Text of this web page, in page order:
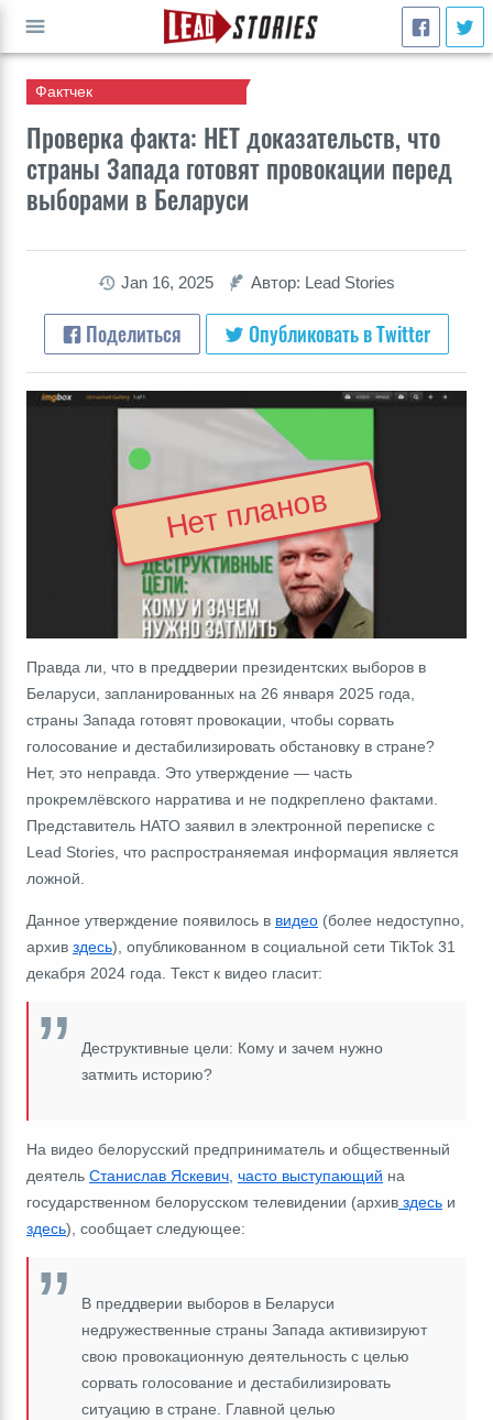
Проверка факта: НЕТ доказательств, что
страны Запада готовят провокации перед
выборами в Беларуси
Фактчек
Jan 16, 2025 Автор: Lead Stories
Поделиться Опубликовать в Twitter
Нет планов
Правда ли, что в преддверии президентских выборов в
Беларуси, запланированных на 26 января 2025 года,
страны Запада готовят провокации, чтобы сорвать
голосование и дестабилизировать обстановку в стране?
Нет, это неправда. Это утверждение ― часть
прокремлёвского нарратива и не подкреплено фактами.
Представитель НАТО заявил в электронной переписке с
Lead Stories, что распространяемая информация является
ложной.
Данное утверждение появилось в видео (более недоступно,
архив здесь), опубликованном в социальной сети TikTok 31
декабря 2024 года. Текст к видео гласит:
Деструктивные цели: Кому и зачем нужно
затмить историю?
На видео белорусский предприниматель и общественный
деятель Станислав Яскевич, часто выступающий на
государственном белорусском телевидении (архив здесь и
здесь), сообщает следующее:
В преддверии выборов в Беларуси
недружественные страны Запада активизируют
свою провокационную деятельность с целью
сорвать голосование и дестабилизировать
ситуацию в стране. Главной целью
ПЕРЕЙТИ